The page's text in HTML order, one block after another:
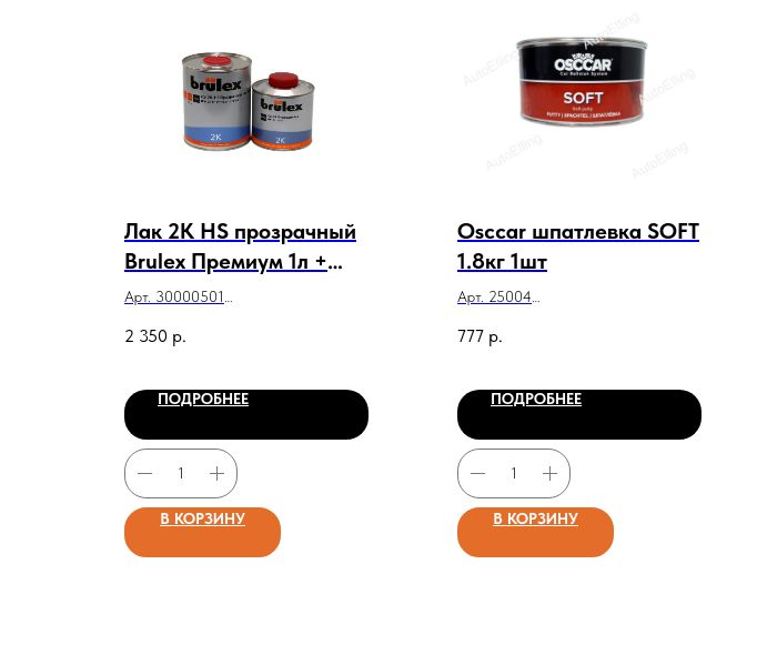
Лак 2K HS прозрачный
Brulex Премиум 1л +
Отвердитель
нормальный 0,5 л
Арт. 30000501
Премиум 1л + Отвердитель
2 350 р.
ПОДРОБНЕЕ
В КОРЗИНУ
Osccar шпатлевка SOFT
1.8кг 1шт
Арт. 25004
777 р.
ПОДРОБНЕЕ
В КОРЗИНУ